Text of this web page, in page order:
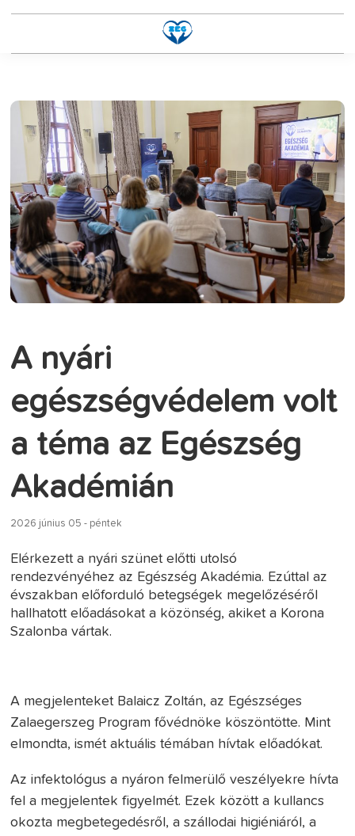
A nyári
egészségvédelem volt
a téma az Egészség
Akadémián
2026 június 05 - péntek
Elérkezett a nyári szünet előtti utolsó
rendezvényéhez az Egészség Akadémia. Ezúttal az
évszakban előforduló betegségek megelőzéséről
hallhatott előadásokat a közönség, akiket a Korona
Szalonba vártak.
A megjelenteket Balaicz Zoltán, az Egészséges
Zalaegerszeg Program fővédnöke köszöntötte. Mint
elmondta, ismét aktuális témában hívtak előadókat.
Az infektológus a nyáron felmerülő veszélyekre hívta
fel a megjelentek figyelmét. Ezek között a kullancs
okozta megbetegedésről, a szállodai higiéniáról, a